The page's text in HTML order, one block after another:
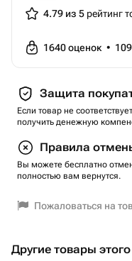
4.79 из 5 рейтинг
1640оценок •
Защита
Если товар не
получить денежную
Правила
Вы можете бесплатно
полностью вам вернутся.
Пожаловаться на
Другие товары